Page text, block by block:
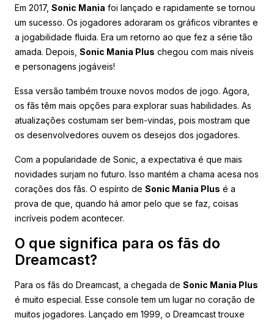
Em 2017, Sonic Mania foi lançado e rapidamente se tornou
um sucesso. Os jogadores adoraram os gráficos vibrantes e
a jogabilidade fluida. Era um retorno ao que fez a série tão
amada. Depois, Sonic Mania Plus chegou com mais níveis
e personagens jogáveis!
Essa versão também trouxe novos modos de jogo. Agora,
os fãs têm mais opções para explorar suas habilidades. As
atualizações costumam ser bem-vindas, pois mostram que
os desenvolvedores ouvem os desejos dos jogadores.
Com a popularidade de Sonic, a expectativa é que mais
novidades surjam no futuro. Isso mantém a chama acesa nos
corações dos fãs. O espírito de Sonic Mania Plus é a
prova de que, quando há amor pelo que se faz, coisas
incríveis podem acontecer.
O que significa para os fãs do
Dreamcast?
Para os fãs do Dreamcast, a chegada de Sonic Mania Plus
é muito especial. Esse console tem um lugar no coração de
muitos jogadores. Lançado em 1999, o Dreamcast trouxe